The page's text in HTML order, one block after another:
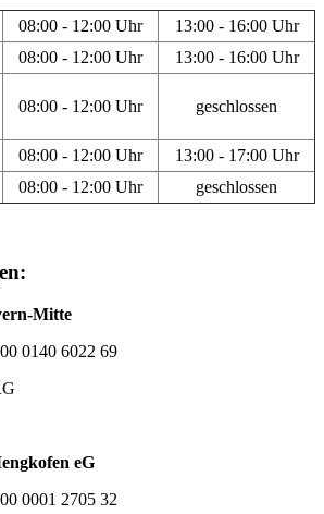
08:00 - 12:00 Uhr
13:00 - 16:00 Uhr
08:00 - 12:00 Uhr 13:00 - 16:00 Uhr
08:00 - 12:00 Uhr geschlossen
08:00 - 12:00 Uhr
13:00 - 17:00 Uhr
08:00 - 12:00 Uhr geschlossen
Mitte
0140 6022 69
eG
0001 2705 32